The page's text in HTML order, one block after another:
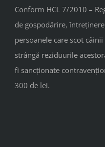
Conform HCL 7/2010 –
de gospodărire,
persoanele care scot
strângă reziduurile
fi sancționate
300 de lei.